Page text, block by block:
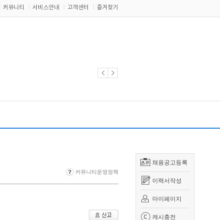
커뮤니티 서비스안내 고객센터 즐겨찾기
채용공고등록
이력서작성
마이페이지
캐시충전
커뮤니티운영정책